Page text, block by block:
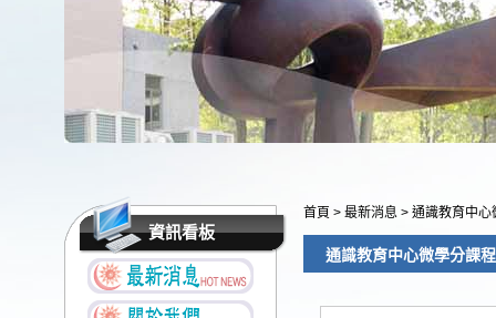
資訊看板
首頁 > 最新消息 > 通識教育中心
通識教育中心微學分課程